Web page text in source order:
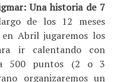
Una historia de 7
de los 12 meses
Abril jugaremos los
ir calentando con
a 500 puntos (2 o 3
organizaremos un